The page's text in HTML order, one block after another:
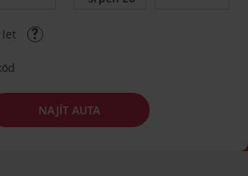
let
NAJÍT AUTA